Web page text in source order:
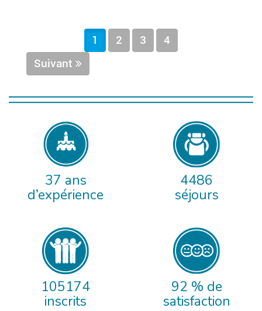
1 2 3
4
Suivant
37 ans
d’expérience
4486
séjours
105174
inscrits
92 % de
satisfaction